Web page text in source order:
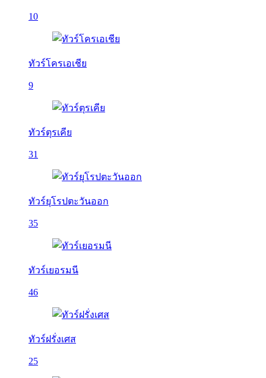
10
ทัวร์โครเอเชีย
9
ทัวร์ตุรเคีย
31
ทัวร์ยุโรปตะวันออก
35
ทัวร์เยอรมนี
46
ทัวร์ฝรั่งเศส
25